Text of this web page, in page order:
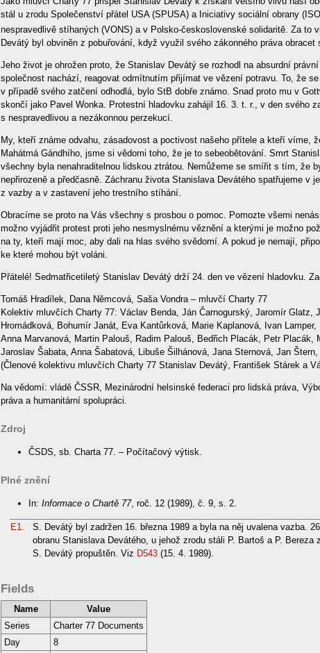
stál u zrodu Společenství přátel USA (SPUSA) a Iniciativy sociální obrany
nespravedlivě stíhaných (VONS) a v Polsko-československé solidaritě. Za to
Devátý byl obviněn z pobuřování, když využil svého zákonného práva obracet
Jeho život je ohrožen proto, že Stanislav Devátý se rozhodl na absurdní
společnost nachází, reagovat odmítnutím přijímat ve vězení potravu. To, že
v případě svého zatčení odhodlá, bylo StB dobře známo. Snad proto mu v
skončí jako Pavel Wonka. Protestní hladovku zahájil 16. 3. t. r., v den svého
s nespravedlivou a nezákonnou perzekucí.
My, kteří známe odvahu, zásadovost a poctivost našeho přítele a kteří víme,
Mahátmá Gándhího, jsme si vědomi toho, že je to sebeobětování. Smrt
všechny byla nenahraditelnou lidskou ztrátou. Nemůžeme se smířit s tím, že
nepřirozeně a předčasně. Záchranu života Stanislava Devátého spatřujeme v
z vazby a v zastavení jeho trestního stíhání.
Obracíme se proto na Vás všechny s prosbou o pomoc. Pomozte všemi
možno vyjádřit protest proti jeho nesmyslnému věznění a kterými je možno
na ty, kteří mají moc, aby dali na hlas svého svědomí. A pokud je nemají,
ke které mohou být voláni.
Přátelé! Sedmatřicetiletý Stanislav Devátý drží 24. den ve vězení hladovku.
Tomáš Hradílek, Dana Němcová, Saša Vondra – mluvčí Charty 77
Kolektiv mluvčích Charty 77: Václav Benda, Ján Čarnogurský, Jaromír Glatz,
Hromádková, Bohumír Janát, Eva Kantůrková, Marie Kaplanová, Ivan
Anna Marvanová, Martin Palouš, Radim Palouš, Bedřich Placák, Petr Placák,
Jaroslav Šabata, Anna Šabatová, Libuše Šilhánová, Jana Sternová, Jan
(Členové kolektivu mluvčích Charty 77 Stanislav Devátý, František Stárek a
Na vědomí: vládě ČSSR, Mezinárodní helsinské federaci pro lidská práva,
práva a humanitární spolupráci.
Zdroj
ČSDS, sb. Charta 77. – Počítačový výtisk.
Plné znění
In: Informace o Chartě 77, roč. 12 (1989), č. 9, s. 2.
E1.
S. Devátý byl zadržen 16. března 1989 a byla na něj uvalena vazba.
obranu Stanislava Devátého, u jehož zrodu stáli P. Bartoš a P. Bereza
S. Devátý propuštěn. Viz D543 (15. 4. 1989).
Fields
Name
Value
Series
Charter 77 Documents
Day
8